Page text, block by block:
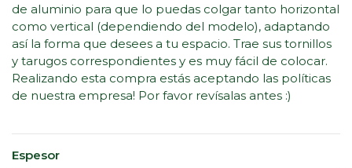
de aluminio para que lo puedas colgar tanto horizontal
como vertical (dependiendo del modelo), adaptando
así la forma que desees a tu espacio. Trae sus tornillos
y tarugos correspondientes y es muy fácil de colocar.
Realizando esta compra estás aceptando las políticas
de nuestra empresa! Por favor revísalas antes :)
Espesor